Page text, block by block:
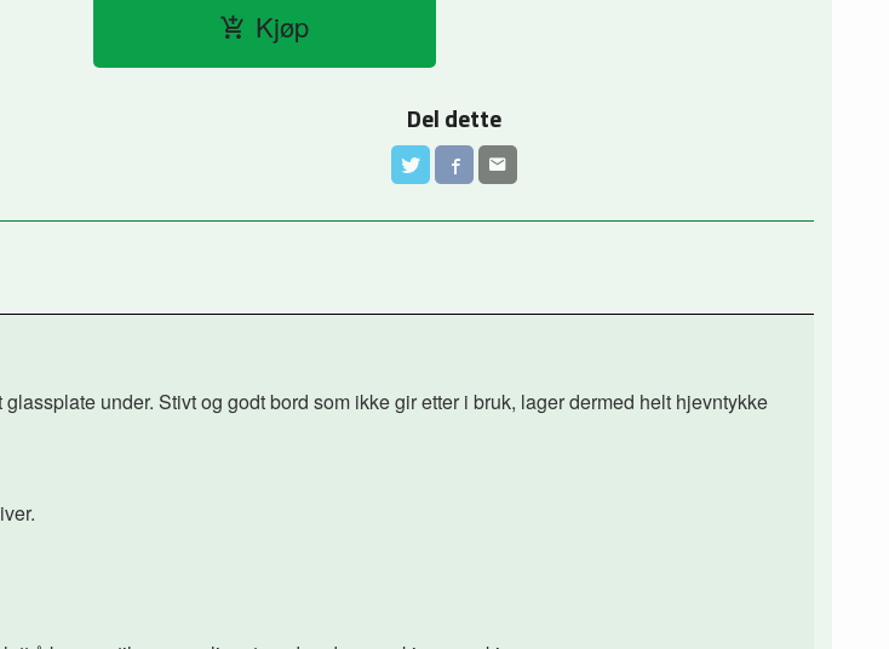
Kjøp
Del dette
under. Stivt og godt bord som ikke gir etter i bruk, lager dermed helt hjevntykke